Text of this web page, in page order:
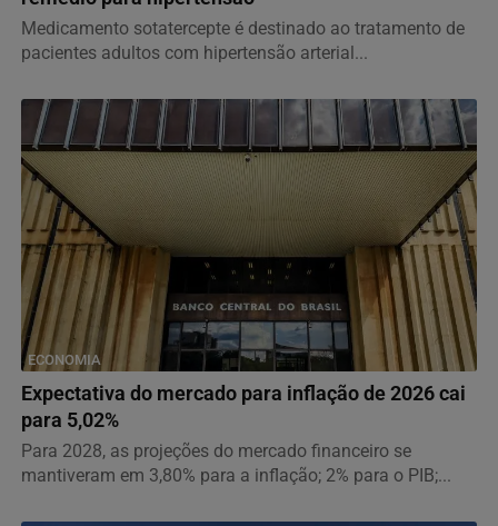
Medicamento sotatercepte é destinado ao tratamento de
pacientes adultos com hipertensão arterial...
ECONOMIA
Expectativa do mercado para inflação de 2026 cai
para 5,02%
Para 2028, as projeções do mercado financeiro se
mantiveram em 3,80% para a inflação; 2% para o PIB;...